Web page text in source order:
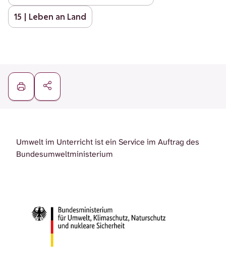
15 | Leben an Land
Umwelt im Unterricht ist ein Service im Auftrag des
Bundesumweltministerium